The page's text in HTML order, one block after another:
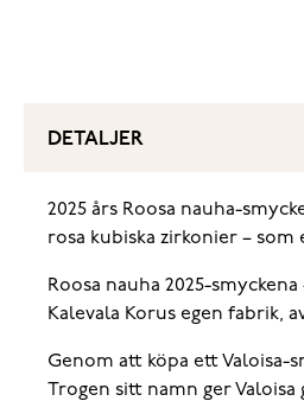
DETALJER
2025 års Roosa nauha-
rosa kubiska zirkonier – som
Roosa nauha 2025-
Kalevala Korus egen fabrik,
Genom att köpa ett Valoisa-
Trogen sitt namn ger